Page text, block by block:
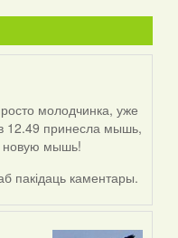
молодчинка, уже
12.49 принесла мышь,
новую мышь!
пакідаць каментары.